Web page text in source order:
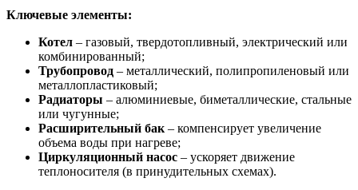
Ключевые элементы:
Котел – газовый, твердотопливный, электрический или
комбинированный;
Трубопровод – металлический, полипропиленовый или
металлопластиковый;
Радиаторы – алюминиевые, биметаллические, стальные
или чугунные;
Расширительный бак – компенсирует увеличение
объема воды при нагреве;
Циркуляционный насос – ускоряет движение
теплоносителя (в принудительных схемах).